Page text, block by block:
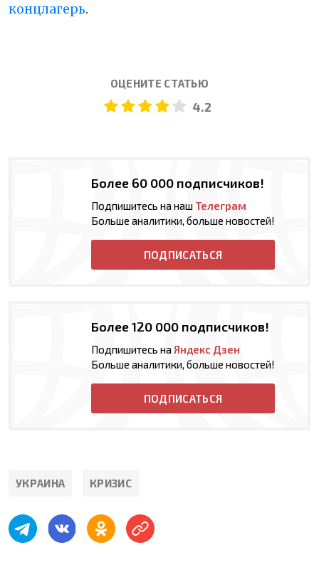
концлагерь.
ОЦЕНИТЕ СТАТЬЮ
4.2
Более 60 000 подписчиков!
Подпишитесь на наш Телеграм
Больше аналитики, больше новостей!
ПОДПИСАТЬСЯ
Более 120 000 подписчиков!
Подпишитесь на Яндекс Дзен
Больше аналитики, больше новостей!
ПОДПИСАТЬСЯ
УКРАИНА КРИЗИС